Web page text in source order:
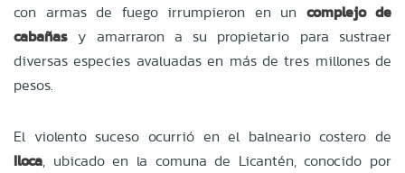
con armas de fuego irrumpieron en un complejo de
cabañas y amarraron a su propietario para sustraer
diversas especies avaluadas en más de tres millones de
pesos.
El violento suceso ocurrió en el balneario costero de
Iloca, ubicado en la comuna de Licantén, conocido por